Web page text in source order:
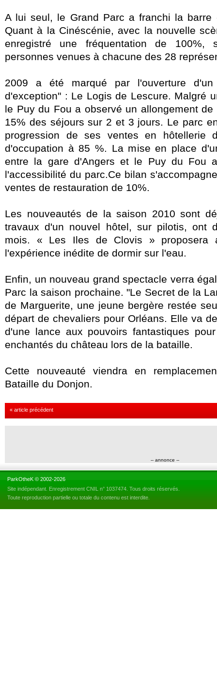
A lui seul, le Grand Parc a franchi la barre
Quant à la Cinéscénie, avec la nouvelle
enregistré une fréquentation de
personnes venues à chacune des 28
2009 a été marqué par l'ouverture d'un
d'exception" : Le Logis de Lescure. Malgré
le Puy du Fou a observé un allongement
15% des séjours sur 2 et 3 jours. Le parc
progression de ses ventes en hôtellerie
d'occupation à 85 %. La mise en place
entre la gare d'Angers et le Puy du Fou
l'accessibilité du parc.Ce bilan
ventes de restauration de 10%.
Les nouveautés de la saison 2010 sont
travaux d'un nouvel hôtel, sur pilotis, ont
mois. « Les Iles de Clovis » proposera
l'expérience inédite de dormir sur l'eau.
Enfin, un nouveau grand spectacle verra
Parc la saison prochaine. "Le Secret de la
de Marguerite, une jeune bergère restée
départ de chevaliers pour Orléans. Elle va
d'une lance aux pouvoirs fantastiques
enchantés du château lors de la bataille.
Cette nouveauté viendra en
Bataille du Donjon.
« article précédent
-- annonce --
ParkOtheK © 2002-2026
Site indépendant. Enregistrement CNIL n° 1037474. Tous droits réservés.
Toute reproduction partielle ou totale du contenu est interdite.